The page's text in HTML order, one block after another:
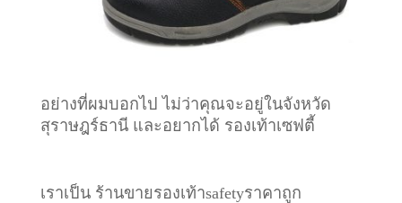
อย่างที่ผมบอกไป ไม่ว่าคุณจะอยู่ในจังหวัด
สุราษฎร์ธานี และอยากได้ รองเท้าเซฟตี้
เราเป็น ร้านขายรองเท้าsafetyราคาถูก